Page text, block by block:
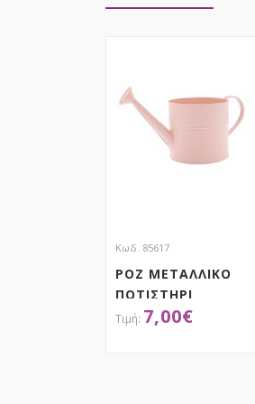
Κωδ. 85617
ΡΟΖ ΜΕΤΑΛΛΙΚΟ
ΠΟΤΙΣΤΗΡΙ
36Χ15Χ17ΕΚ
7,00€